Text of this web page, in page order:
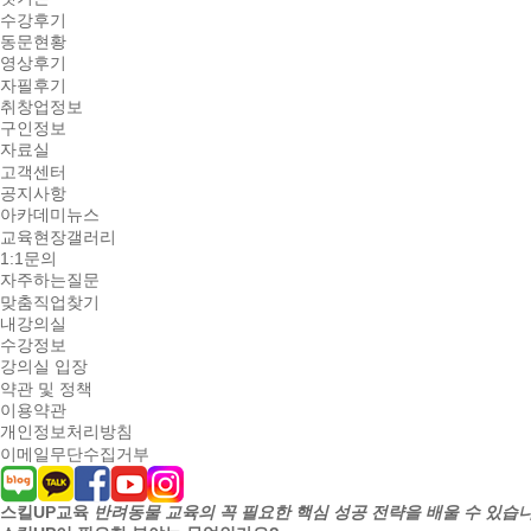
수강후기
동문현황
영상후기
자필후기
취창업정보
구인정보
자료실
고객센터
공지사항
아카데미뉴스
교육현장갤러리
1:1문의
자주하는질문
맞춤직업찾기
내강의실
수강정보
강의실 입장
약관 및 정책
이용약관
개인정보처리방침
이메일무단수집거부
스킬UP교육 반려동물 교육의 꼭 필요한 핵심 성공 전략을 배울 수 있습